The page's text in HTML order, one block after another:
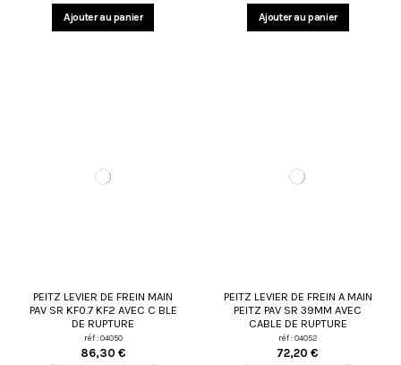
Ajouter au panier Ajouter au panier
PEITZ LEVIER DE FREIN MAIN
PAV SR KF0.7 KF2 AVEC C BLE
DE RUPTURE
réf : 04050
86,30 €
PEITZ LEVIER DE FREIN A MAIN
PEITZ PAV SR 39MM AVEC
CABLE DE RUPTURE
réf : 04052
72,20 €